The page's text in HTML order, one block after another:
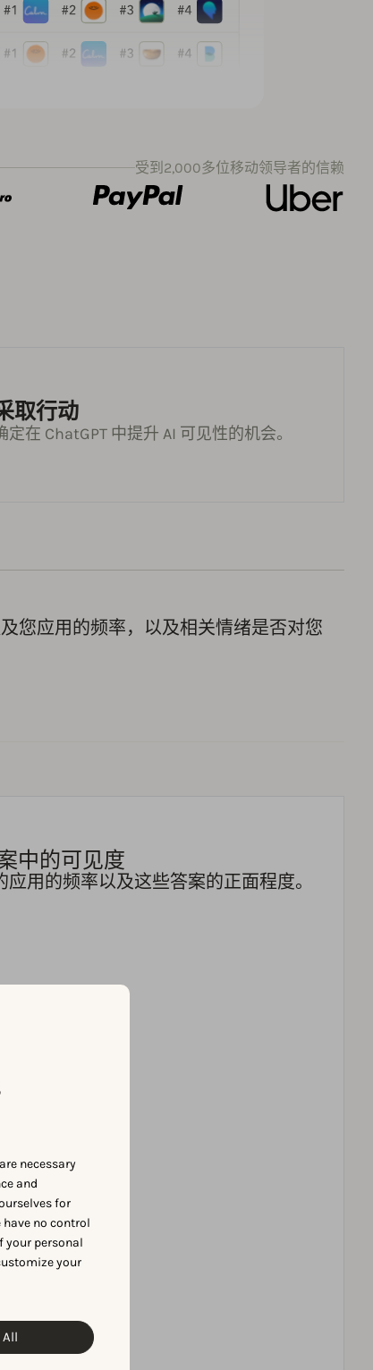
necessary
and
for
have no control
your personal
your
受到2,000多位移动领导者的信赖
取行动
定在 ChatGPT 中提升 AI 可见性的机会。
您应用的频率，以及相关情绪是否对您
中的可见度
应用的频率以及这些答案的正面程度。